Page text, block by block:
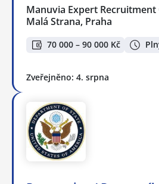
Manuvia Expert Recruitment
Malá Strana, Praha
70 000 – 90 000 Kč
Zveřejněno: 4. srpna